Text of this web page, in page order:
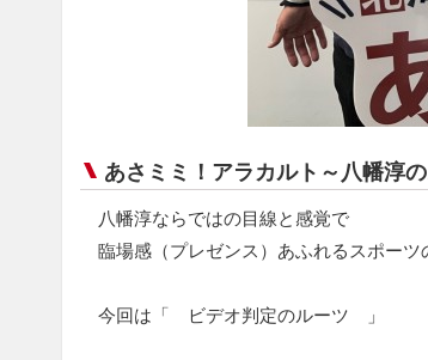
あさミミ！アラカルト～八幡淳
八幡淳ならではの目線と感覚で
臨場感（プレゼンス）あふれるスポーツ
今回は「 ビデオ判定のルーツ 」